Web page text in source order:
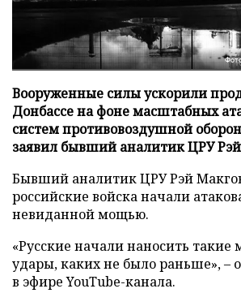
Вооруженные силы ускорили
Донбассе на фоне масштабных
систем противовоздушной
заявил бывший аналитик ЦРУ
Бывший аналитик ЦРУ Рэй
российские войска начали
невиданной мощью.
«Русские начали наносить
удары, каких не было раньше», –
в эфире YouTube-канала.